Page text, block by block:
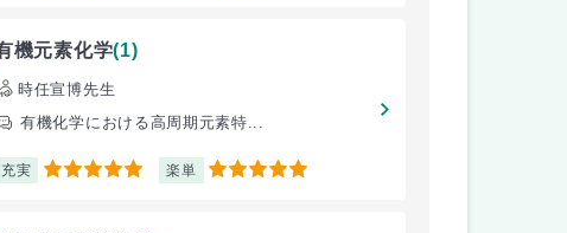
機元素化学(1)
時任宣博先生
有機化学における高周期元素特...
充実 5 楽単 5